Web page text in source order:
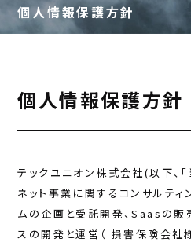
個人情報保護方針
個人情報保護方針
テックユニオン株式会社(以下、「
ネット事業に関するコンサルティ
ムの企画と受託開発、Saasの販
スの開発と運営（ 損害保険会社